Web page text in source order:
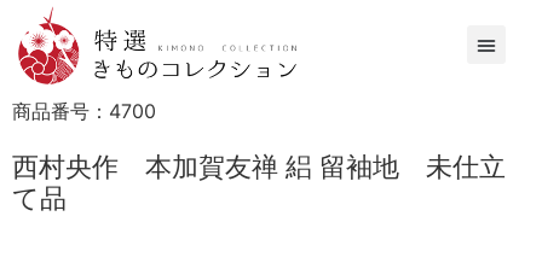
商品番号： 4700
西村央作 本加賀友禅 絽 留袖地 未仕立
て品